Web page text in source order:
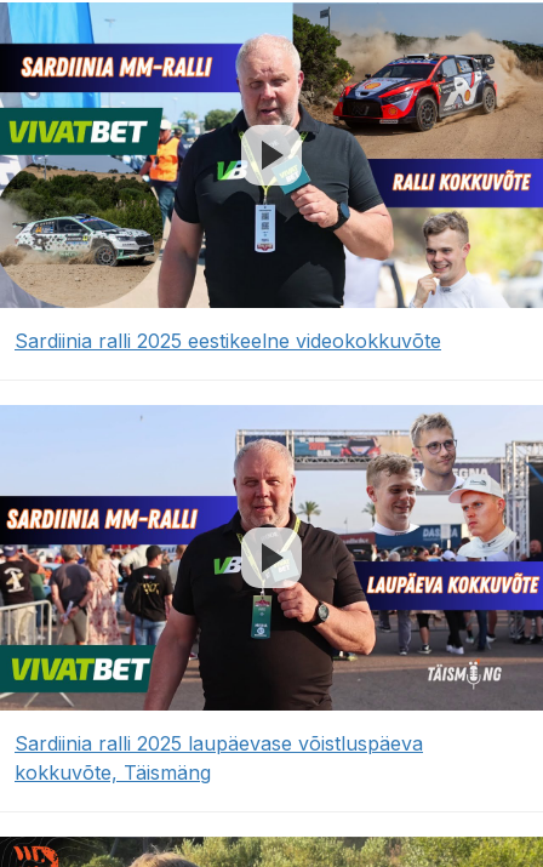
Sardiinia ralli 2025 eestikeelne videokokkuvõte
Sardiinia ralli 2025 laupäevase võistluspäeva
kokkuvõte, Täismäng